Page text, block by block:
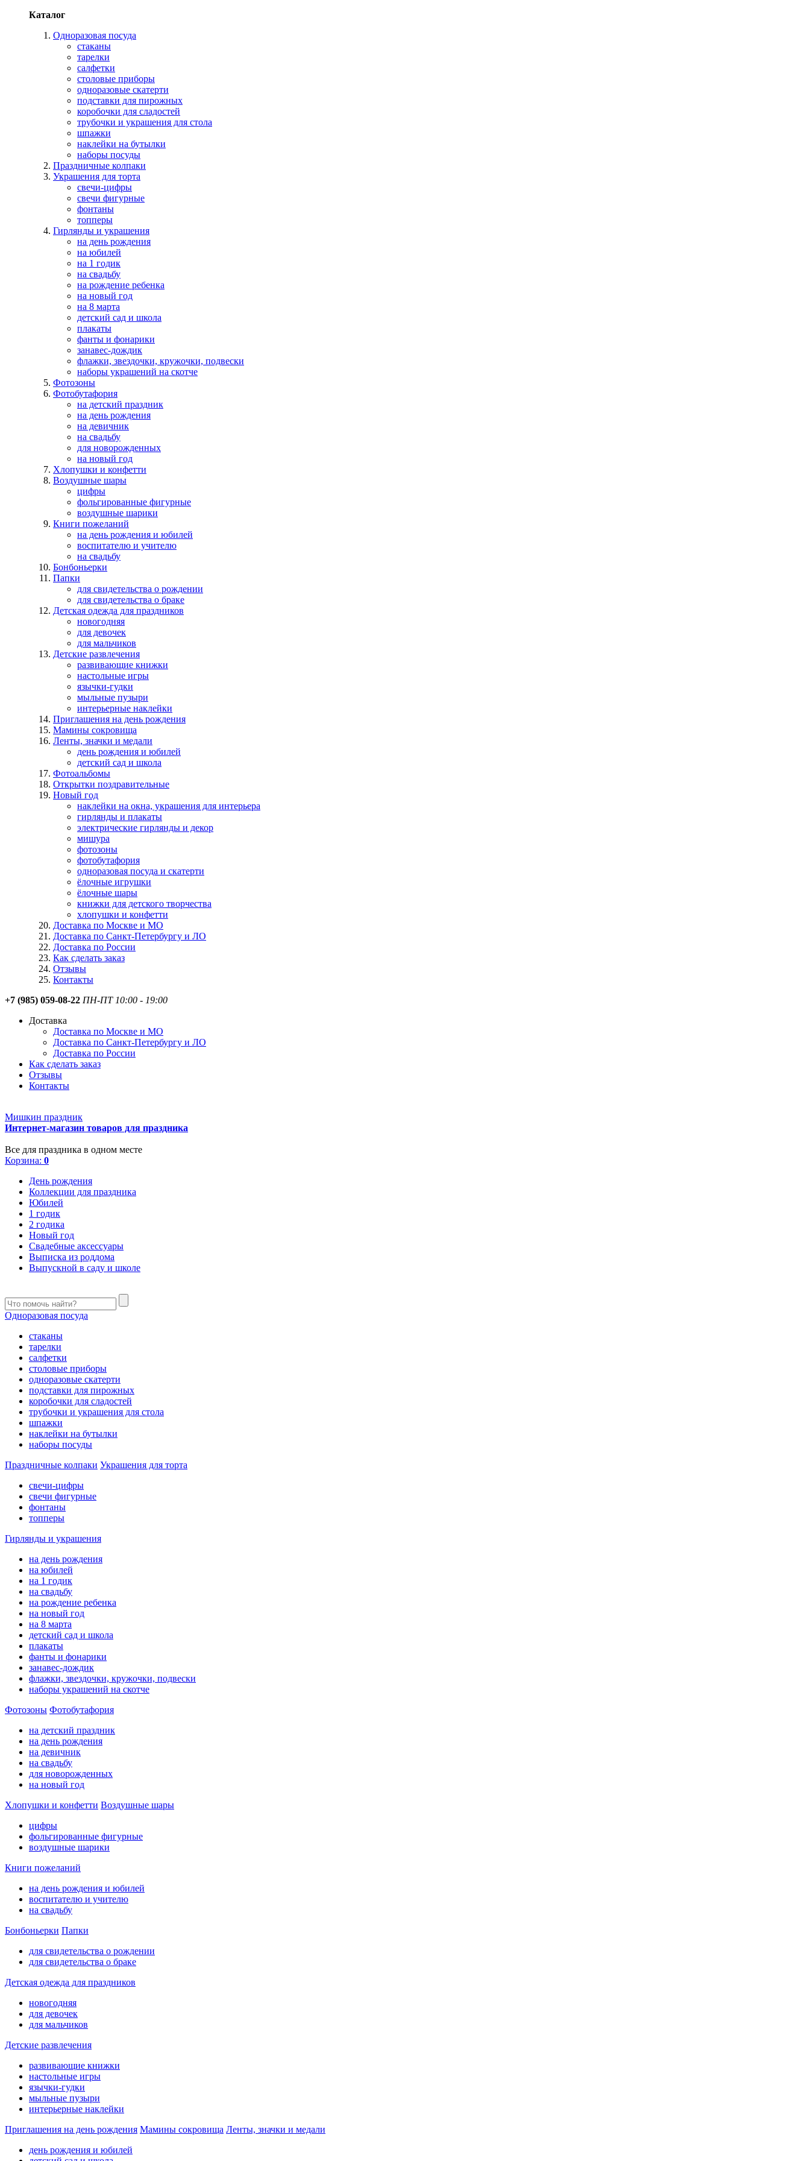
Каталог
Одноразовая посуда
стаканы
тарелки
салфетки
столовые приборы
одноразовые скатерти
подставки для пирожных
коробочки для сладостей
трубочки и украшения для стола
шпажки
наклейки на бутылки
наборы посуды
Праздничные колпаки
Украшения для торта
свечи-цифры
свечи фигурные
фонтаны
топперы
Гирлянды и украшения
на день рождения
на юбилей
на 1 годик
на свадьбу
на рождение ребенка
на новый год
на 8 марта
детский сад и школа
плакаты
фанты и фонарики
занавес-дождик
флажки, звездочки, кружочки, подвески
наборы украшений на скотче
Фотозоны
Фотобутафория
на детский праздник
на день рождения
на девичник
на свадьбу
для новорожденных
на новый год
Хлопушки и конфетти
Воздушные шары
цифры
фольгированные фигурные
воздушные шарики
Книги пожеланий
на день рождения и юбилей
воспитателю и учителю
на свадьбу
Бонбоньерки
Папки
для свидетельства о рождении
для свидетельства о браке
Детская одежда для праздников
новогодняя
для девочек
для мальчиков
Детские развлечения
развивающие книжки
настольные игры
язычки-гудки
мыльные пузыри
интерьерные наклейки
Приглашения на день рождения
Мамины сокровища
Ленты, значки и медали
день рождения и юбилей
детский сад и школа
Фотоальбомы
Открытки поздравительные
Новый год
наклейки на окна, украшения для интерьера
гирлянды и плакаты
электрические гирлянды и декор
мишура
фотозоны
фотобутафория
одноразовая посуда и скатерти
ёлочные игрушки
ёлочные шары
книжки для детского творчества
хлопушки и конфетти
Доставка по Москве и МО
Доставка по Санкт-Петербургу и ЛО
Доставка по России
Как сделать заказ
Отзывы
Контакты
+7 (985) 059-08-22 ПН-ПТ 10:00 - 19:00
Доставка
Доставка по Москве и МО
Доставка по Санкт-Петербургу и ЛО
Доставка по России
Как сделать заказ
Отзывы
Контакты
Мишкин праздник
Интернет-магазин товаров для праздника
Все для праздника в одном месте
Корзина: 0
День рождения
Коллекции для праздника
Юбилей
1 годик
2 годика
Новый год
Свадебные аксессуары
Выписка из роддома
Выпускной в саду и школе
Одноразовая посуда
стаканы
тарелки
салфетки
столовые приборы
одноразовые скатерти
подставки для пирожных
коробочки для сладостей
трубочки и украшения для стола
шпажки
наклейки на бутылки
наборы посуды
Праздничные колпаки Украшения для торта
свечи-цифры
свечи фигурные
фонтаны
топперы
Гирлянды и украшения
на день рождения
на юбилей
на 1 годик
на свадьбу
на рождение ребенка
на новый год
на 8 марта
детский сад и школа
плакаты
фанты и фонарики
занавес-дождик
флажки, звездочки, кружочки, подвески
наборы украшений на скотче
Фотозоны Фотобутафория
на детский праздник
на день рождения
на девичник
на свадьбу
для новорожденных
на новый год
Хлопушки и конфетти Воздушные шары
цифры
фольгированные фигурные
воздушные шарики
Книги пожеланий
на день рождения и юбилей
воспитателю и учителю
на свадьбу
Бонбоньерки Папки
для свидетельства о рождении
для свидетельства о браке
Детская одежда для праздников
новогодняя
для девочек
для мальчиков
Детские развлечения
развивающие книжки
настольные игры
язычки-гудки
мыльные пузыри
интерьерные наклейки
Приглашения на день рождения Мамины сокровища Ленты, значки и медали
день рождения и юбилей